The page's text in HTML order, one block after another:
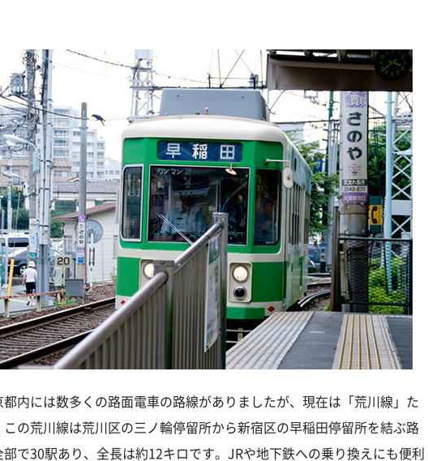
都内には数多くの路面電車の路線がありましたが、現在は「荒川線」た
この荒川線は荒川区の三ノ輪停留所から新宿区の早稲田停留所を結ぶ路
で30駅あり、全長は約12キロです。JRや地下鉄への乗り換えにも便利